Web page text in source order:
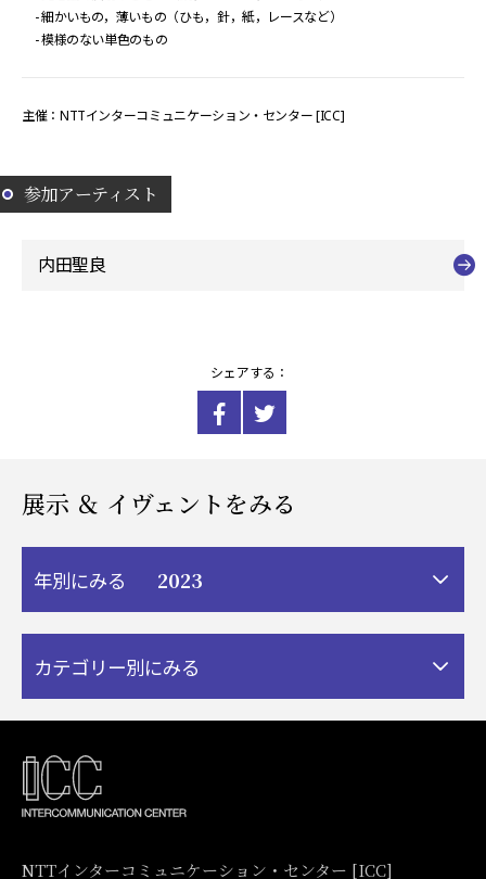
- 細かいもの，薄いもの（ひも，針，紙，レースなど）
- 模様のない単色のもの
主催：NTTインターコミュニケーション・センター [ICC]
参加アーティスト
内田聖良
シェアする：
展示 ＆ イヴェントをみる
年別にみる 2023
カテゴリー別にみる
NTTインターコミュニケーション・センター [ICC]